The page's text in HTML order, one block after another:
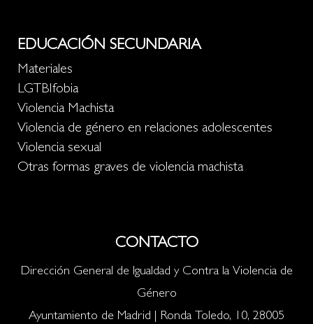
EDUCACIÓN SECUNDARIA
Materiales
LGTBIfobia
Violencia Machista
Violencia de género en relaciones adolescentes
Violencia sexual
Otras formas graves de violencia machista
CONTACTO
Dirección General de Igualdad y Contra la Violencia de
Género
Ayuntamiento de Madrid | Ronda Toledo, 10, 28005